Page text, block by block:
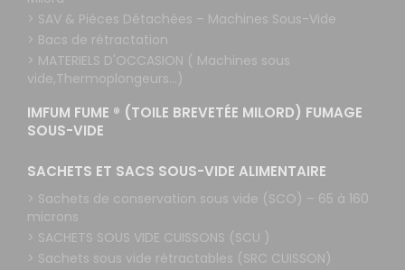
> SAV & Pièces Détachées – Machines Sous-Vide
> Bacs de rétractation
> MATERIELS D'OCCASION ( Machines sous
vide,Thermoplongeurs...)
IMFUM FUME ® (TOILE BREVETÉE MILORD) FUMAGE
SOUS-VIDE
SACHETS ET SACS SOUS-VIDE ALIMENTAIRE
> Sachets de conservation sous vide (SCO) – 65 à 160
microns
> SACHETS SOUS VIDE CUISSONS (SCU )
> Sachets sous vide rétractables (SRC CUISSON)